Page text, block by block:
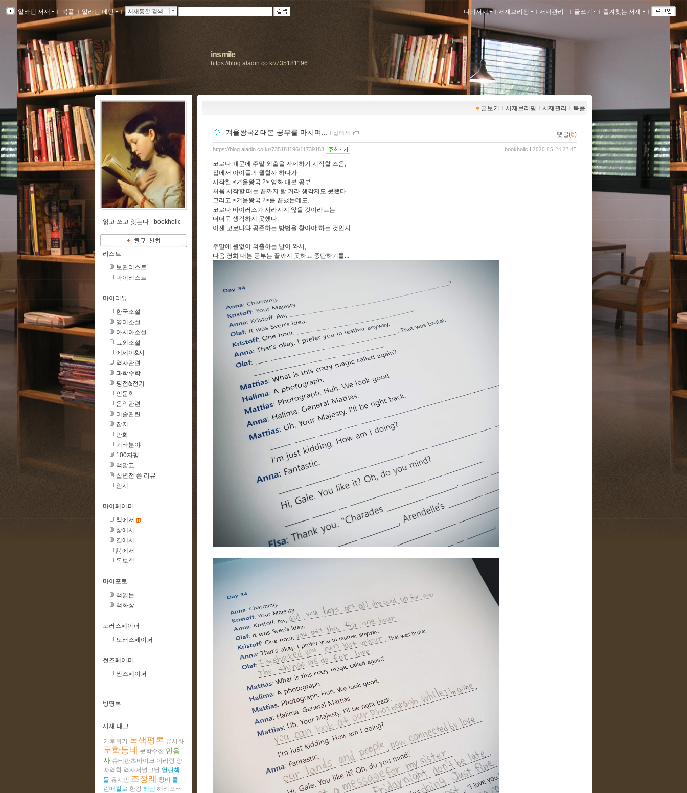
알라딘 서재 ｌ 북플 ｌ알라딘 메인 ｌ 서재통합 검색 나의서재 ｌ 서재브리핑 ｌ 서재관리 ｌ 글쓰기 ｌ 즐겨찾는 서재 ｌ
insmile
https://blog.aladin.co.kr/735181196
글보기 ｌ 서재브리핑 ｌ 서재관리 ｌ 북플
겨울왕국2 대본 공부를 마치며... ｌ 삶에서 댓글(6)
bookholic l 2020-05-24 23:45
https://blog.aladin.co.kr/735181196/11739183
코로나 때문에 주말 외출을 자제하기 시작할 즈음,
집에서 아이들과 뭘할까 하다가
시작한 <겨울왕국 2> 영화 대본 공부.
처음 시작할 때는 끝까지 할 거라 생각지도 못했다.
그리고 <겨울왕국 2>를 끝냈는데도,
코로나 바이러스가 사라지지 않을 것이라고는
더더욱 생각하지 못했다.
이젠 코로나와 공존하는 방법을 찾아야 하는 것인지...
...
주말에 원없이 외출하는 날이 와서,
다음 영화 대본 공부는 끝까지 못하고 중단하기를...
읽고 쓰고 잊는다 - bookholic
리스트
보관리스트
마이리스트
마이리뷰
한국소설
영미소설
아시아소설
그외소설
에세이&시
역사관련
과학수학
평전&전기
인문학
음악관련
미술관련
잡지
만화
기타분야
100자평
책말고
십년전 쓴 리뷰
임시
마이페이퍼
책에서
삶에서
길에서
詩에서
독보적
마이포토
책읽는
책화상
도러스페이퍼
도러스페이퍼
썬즈페이퍼
썬즈페이퍼
방명록
서재 태그
기후위기 녹색평론 류시화
문학동네 문학수첩 민음
사 슈테판츠바이크 아리랑 양
자역학 역사저널그날 열린책
들 유시민 조정래 창비 콜
린매컬로 한강 해냄 해리포터